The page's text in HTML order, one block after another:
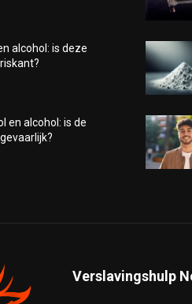
alcohol: is deze
en alcohol: is de
Verslavingshulp